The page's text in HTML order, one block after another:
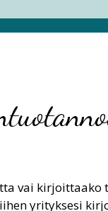
vai
yrityksesi